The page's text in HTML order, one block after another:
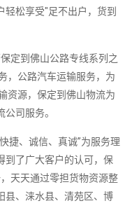
松享受"足不出户，货到
定到佛山公路专线系列之
，公路汽车运输服务，为
资源，保定到佛山物流为
司服务。
捷、诚信、真诚”为服务理
到了广大客户的认可，保
天天通过零担货物资源整
县、涞水县、清苑区、博